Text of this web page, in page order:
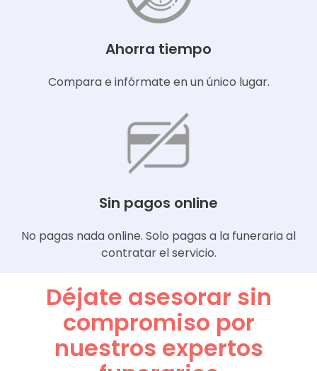
Ahorra tiempo
Compara e infórmate en un único lugar.
Sin pagos online
No pagas nada online. Solo pagas a la funeraria al
contratar el servicio.
Déjate asesorar sin
compromiso por
nuestros expertos